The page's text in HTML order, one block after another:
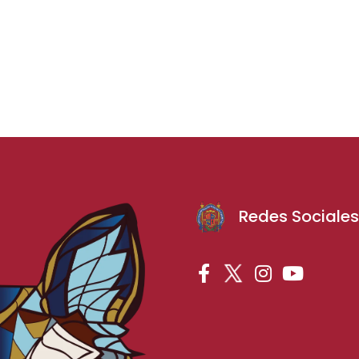
Redes Sociales